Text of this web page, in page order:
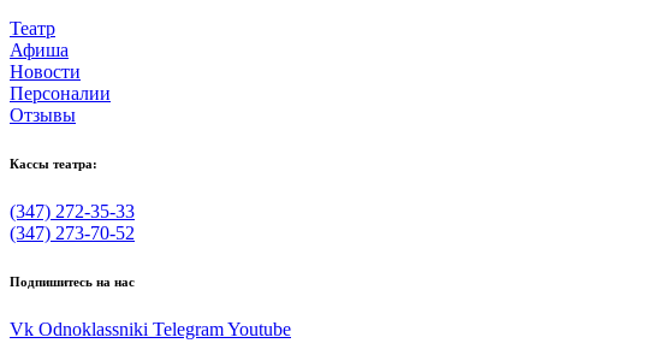
Театр
Афиша
Новости
Персоналии
Отзывы
Кассы театра:
(347) 272-35-33
(347) 273-70-52
Подпишитесь на нас
Vk Odnoklassniki TelegramYoutube